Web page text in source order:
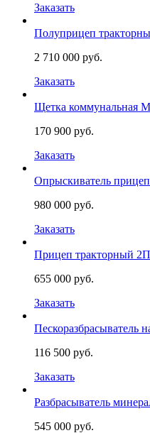
Заказать
Полуприцеп
2 710 000 руб.
Заказать
Щетка коммунальная
170 900 руб.
Заказать
Опрыскиватель
980 000 руб.
Заказать
Прицеп тракторный
655 000 руб.
Заказать
Пескоразбрасыватель
116 500 руб.
Заказать
Разбрасыватель
545 000 руб.